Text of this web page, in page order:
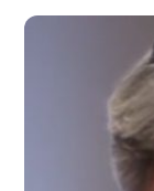
corso…